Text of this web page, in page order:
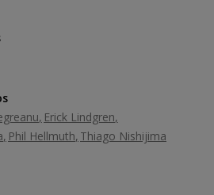
Erick Lindgren
Phil Hellmuth Thiago Nishijima